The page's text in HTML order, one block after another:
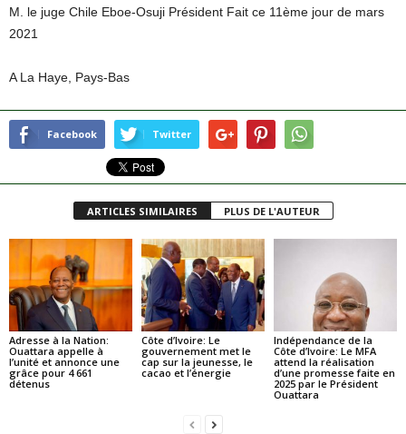
M. le juge Chile Eboe-Osuji Président Fait ce 11ème jour de mars
2021
A La Haye, Pays-Bas
Facebook Twitter
ARTICLES SIMILAIRES PLUS DE L'AUTEUR
Adresse à la Nation:
Ouattara appelle à
l’unité et annonce une
grâce pour 4 661
détenus
Côte d’Ivoire: Le
gouvernement met le
cap sur la jeunesse, le
cacao et l’énergie
Indépendance de la
Côte d’Ivoire: Le MFA
attend la réalisation
d’une promesse faite en
2025 par le Président
Ouattara